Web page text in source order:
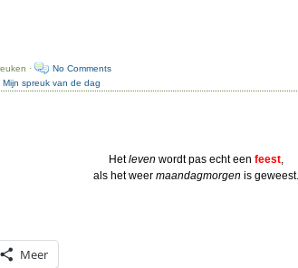
·
No Comments
Mijn spreuk van de dag
Hetleven wordt pas echt eenfeest
als het weermaandagmorgen is geweest.
Meer